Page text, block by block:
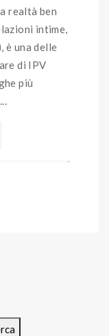
realtà ben
intime,
è una delle
di IPV
più